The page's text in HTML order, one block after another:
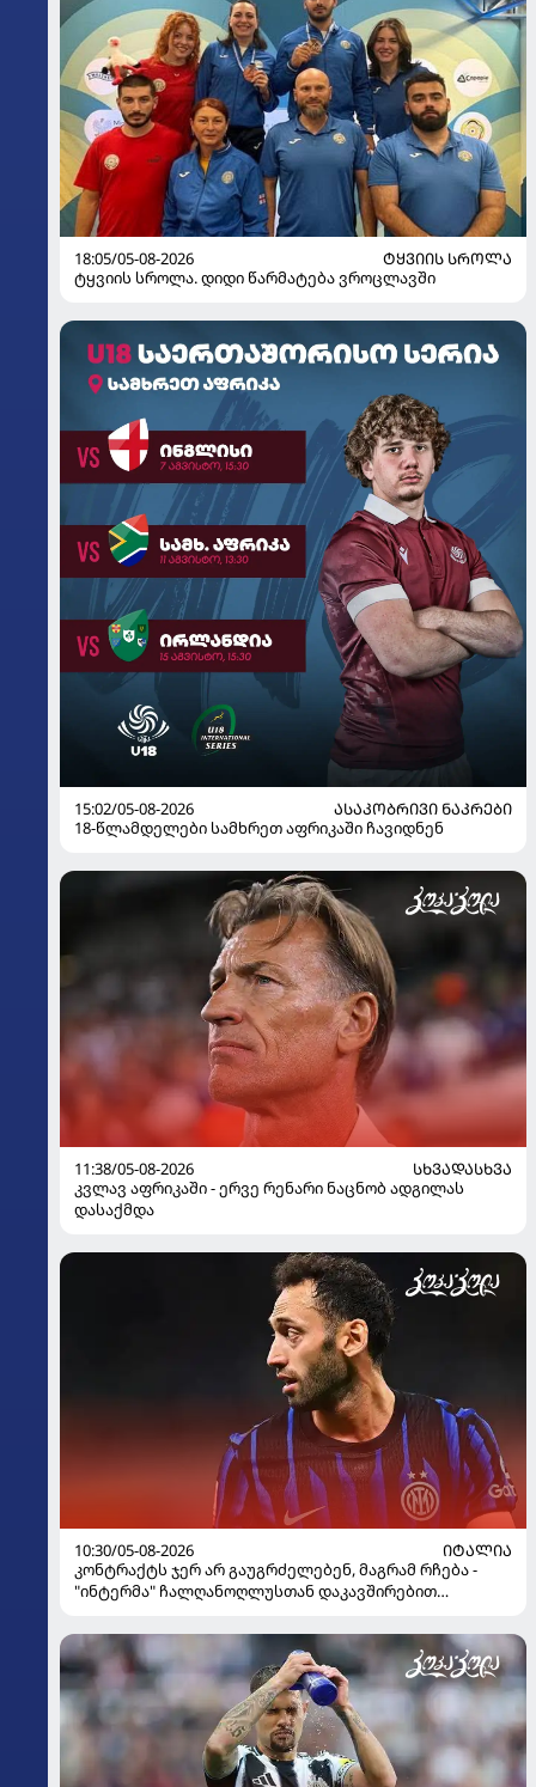
18:05/05-08-2026
ᲢᲧᲕᲘᲘᲡ ᲡᲠᲝᲚᲐ
ტყვიის სროლა. დიდი წარმატება ვროცლავში
15:02/05-08-2026
ᲐᲡᲐᲙᲝᲑᲠᲘᲕᲘ ᲜᲐᲙᲠᲔᲑᲘ
18-წლამდელები სამხრეთ აფრიკაში ჩავიდნენ
11:38/05-08-2026
ᲡᲮᲕᲐᲓᲐᲡᲮᲕᲐ
კვლავ აფრიკაში - ერვე რენარი ნაცნობ ადგილას
დასაქმდა
10:30/05-08-2026
ᲘᲢᲐᲚᲘᲐ
კონტრაქტს ჯერ არ გაუგრძელებენ, მაგრამ რჩება -
"ინტერმა" ჩალღანოღლუსთან დაკავშირებით